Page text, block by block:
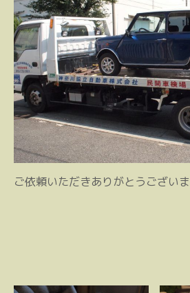
ご依頼いただきありがとうございま